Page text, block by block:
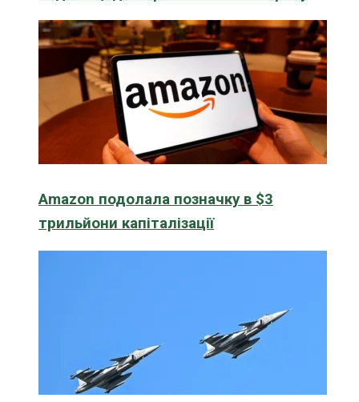
Amazon подолала позначку в $3
трильйони капіталізації